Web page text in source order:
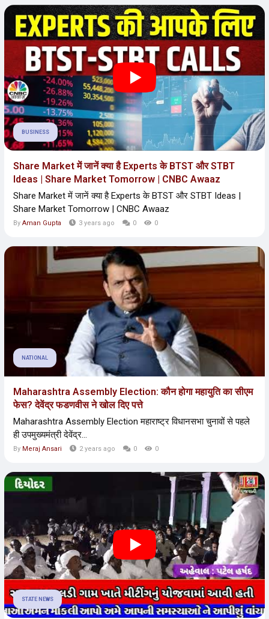
BUSINESS
Share Market में जानें क्या है Experts के BTST और STBT
Ideas | Share Market Tomorrow | CNBC Awaaz
Share Market में जानें क्या है Experts के BTST और STBT Ideas |
Share Market Tomorrow | CNBC Awaaz
ByAman Gupta 3 years ago 0 0
NATIONAL
Maharashtra Assembly Election: कौन होगा महायुति का सीएम
फेस? देवेंद्र फडणवीस ने खोल दिए पत्ते
Maharashtra Assembly Election महाराष्ट्र विधानसभा चुनावों से पहले
ही उपमुख्यमंत्री देवेंद्र...
By Meraj Ansari 2 years ago 0 0
STATE NEWS